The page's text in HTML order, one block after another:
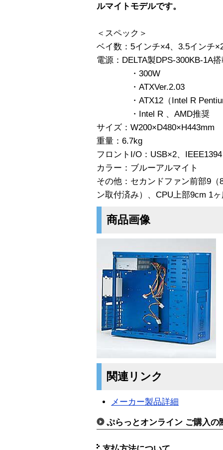
ルマイトモデルです。
＜スペック＞
ベイ数：5インチ×4、3.5インチ
電源：DELTA製DPS-300KB-1A
・300W
・ATXVer.2.03
・ATX12（Intel R Pentium
・Intel R 、AMD推奨
サイズ：W200×D480×H443mm
重量：6.7kg
フロントI/O：USB×2、
カラー：ブルーアルマイト
その他：セカンドファン前部9
ン取付済み）、CPU上部9cm 1
商品画像
関連リンク
メーカー製品詳細
ぷらっとオンライン ご購入の